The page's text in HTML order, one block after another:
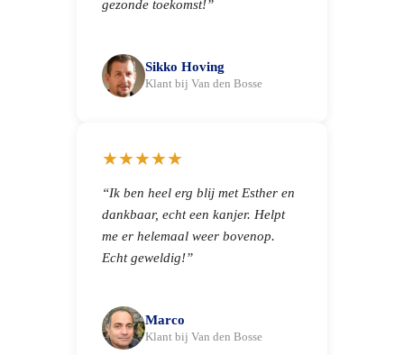
gezonde toekomst!”
Sikko Hoving
Klant bij Van den Bosse
★★★★★
“Ik ben heel erg blij met Esther en
dankbaar, echt een kanjer. Helpt
me er helemaal weer bovenop.
Echt geweldig!”
Marco
Klant bij Van den Bosse